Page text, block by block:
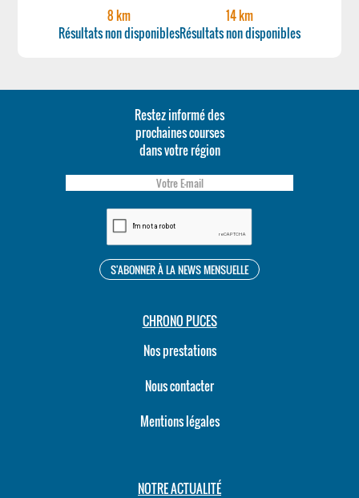
8 km
Résultats non disponibles
14 km
Résultats non disponibles
Restez informé des
prochaines courses
dans votre région
CHRONO PUCES
Nos prestations
Nous contacter
Mentions légales
NOTRE ACTUALITÉ